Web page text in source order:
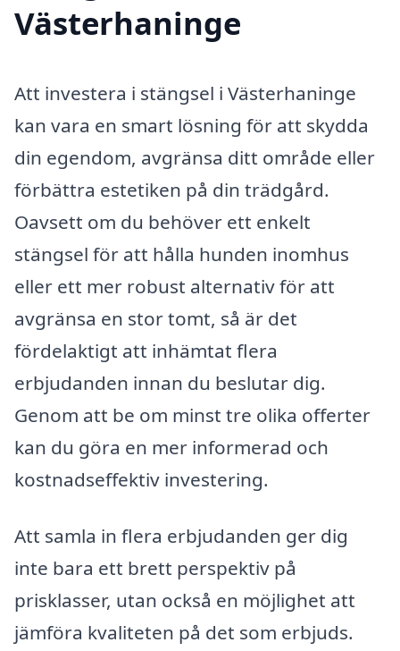
Västerhaninge
Att investera i stängsel i Västerhaninge
kan vara en smart lösning för att skydda
din egendom, avgränsa ditt område eller
förbättra estetiken på din trädgård.
Oavsett om du behöver ett enkelt
stängsel för att hålla hunden inomhus
eller ett mer robust alternativ för att
avgränsa en stor tomt, så är det
fördelaktigt att inhämtat flera
erbjudanden innan du beslutar dig.
Genom att be om minst tre olika offerter
kan du göra en mer informerad och
kostnadseffektiv investering.
Att samla in flera erbjudanden ger dig
inte bara ett brett perspektiv på
prisklasser, utan också en möjlighet att
jämföra kvaliteten på det som erbjuds.